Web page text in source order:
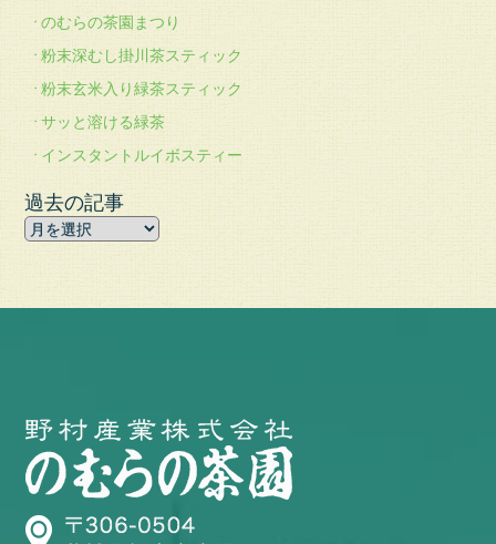
のむらの茶園まつり
粉末深むし掛川茶スティック
粉末玄米入り緑茶スティック
サッと溶ける緑茶
インスタントルイボスティー
過去の記事